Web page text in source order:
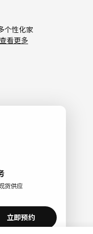
个性化家
查看更多
货供应
立即预约